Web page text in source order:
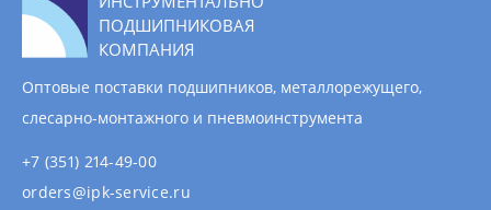
ПОДШИПНИКОВАЯ
КОМПАНИЯ
Оптовые поставки подшипников, металлорежущего,
слесарно-монтажного и пневмоинструмента
+7 (351) 214-49-00
orders@ipk-service.ru